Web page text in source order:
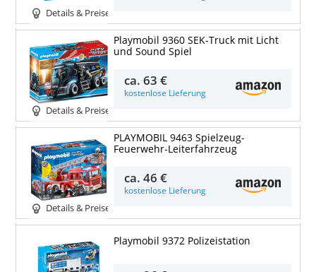
Details & Preise
Details & Preise
Playmobil 9360 SEK-Truck mit Licht
und Sound Spiel
ca.63 €
kostenlose Lieferung
Details & Preise
PLAYMOBIL 9463 Spielzeug-
Feuerwehr-Leiterfahrzeug
ca.46 €
kostenlose Lieferung
Playmobil 9372 Polizeistation